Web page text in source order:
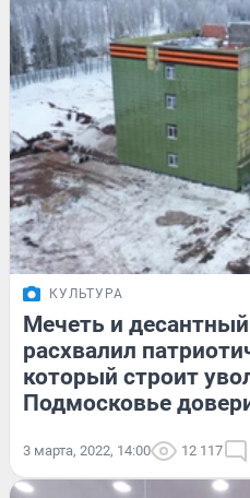
КУЛЬТУРА
Мечеть и
расхвалил
который строит
Подмосковье
3 марта, 2022, 14:00 12 117